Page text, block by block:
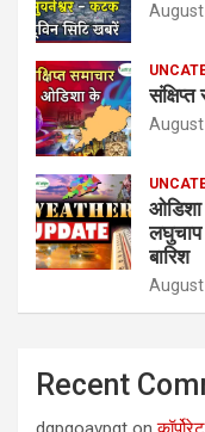
August
August
ओडिशा
लघुचाप
बारिश
August
Recent